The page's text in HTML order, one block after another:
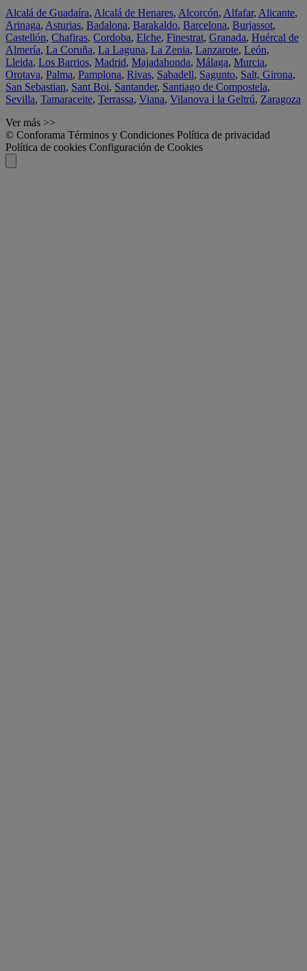
Alcalá de Guadaíra, Alcalá de Henares, Alcorcón, Alfafar, Alicante,
Arinaga, Asturias, Badalona, Barakaldo, Barcelona, Burjassot,
Castellón, Chafiras, Cordoba, Elche, Finestrat, Granada, Huércal de
Almería, La Coruña, La Laguna, La Zenia, Lanzarote, León,
Lleida, Los Barrios, Madrid, Majadahonda, Málaga, Murcia,
Orotava, Palma, Pamplona, Rivas, Sabadell, Sagunto, Salt, Girona,
San Sebastian, Sant Boi, Santander, Santiago de Compostela,
Sevilla, Tamaraceite, Terrassa, Viana, Vilanova i la Geltrú, Zaragoza
Ver más >>
© Conforama Términos y Condiciones Política de privacidad
Política de cookies Configuración de Cookies